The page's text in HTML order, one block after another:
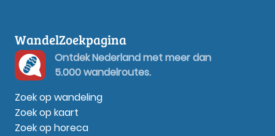
WandelZoekpagina
Ontdek Nederland met meer dan
5.000 wandelroutes.
Zoek op wandeling
Zoek op kaart
Zoek op horeca